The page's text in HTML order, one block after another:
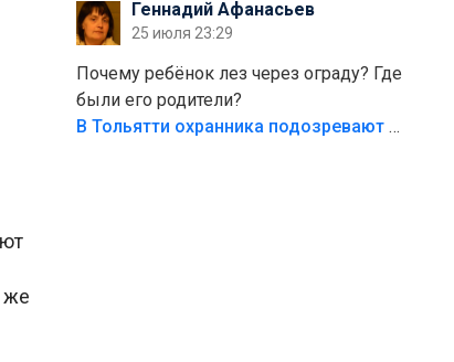
же
безумия,есть же калитка,ворота!
Жалко ребёнка,но он сам выбрал свою
судьбу.
Геннадий Афанасьев
25 июля 23:29
Почему ребёнок лез через ограду? Где
были его родители?
В Тольятти охранника подозревают в причинении смерти ребенку